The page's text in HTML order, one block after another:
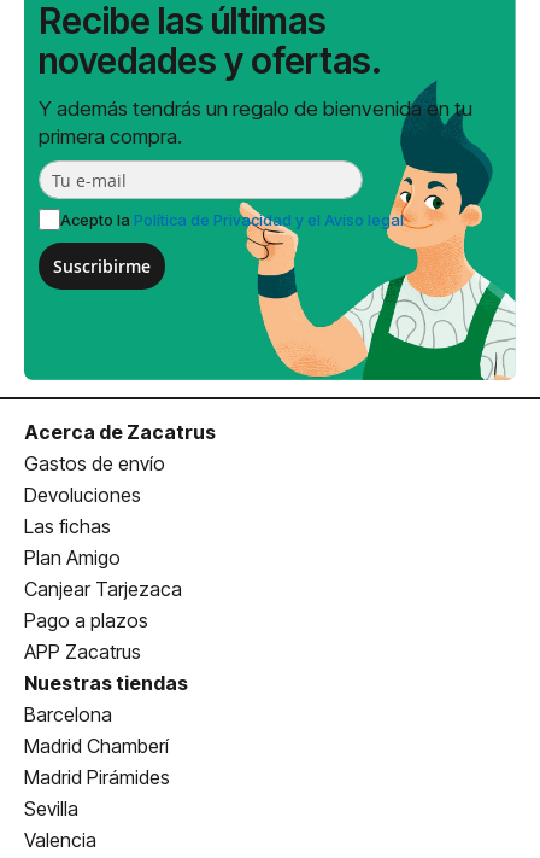
Recibe las últimas
novedades y ofertas.
Y además tendrás un regalo de bienvenida en tu
primera compra.
Acepto la Política de Privacidad y el Aviso legal
Suscribirme
Acerca de Zacatrus
Gastos de envío
Devoluciones
Las fichas
Plan Amigo
Canjear Tarjezaca
Pago a plazos
APP Zacatrus
Nuestras tiendas
Barcelona
Madrid Chamberí
Madrid Pirámides
Sevilla
Valencia